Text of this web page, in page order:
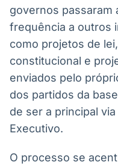
governos passaram
frequência a outros
como projetos de
constitucional e
enviados pelo
dos partidos da
de ser a principal
Executivo.
O processo se